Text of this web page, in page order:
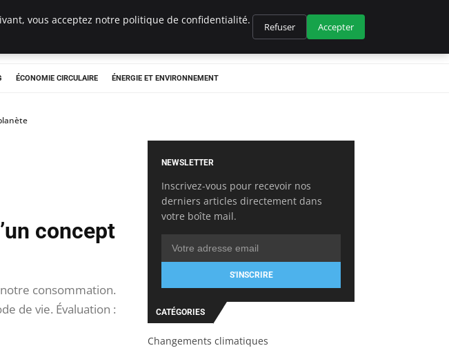
ÉCONOMIE CIRCULAIRE ÉNERGIE ET ENVIRONNEMENT
concept
consommation.
de vie. Évaluation :
NEWSLETTER
Inscrivez-vous pour recevoir nos
derniers articles directement dans
votre boîte mail.
S'INSCRIRE
CATÉGORIES
Changements climatiques
vous acceptez notre politique de confidentialité.
Refuser Accepter